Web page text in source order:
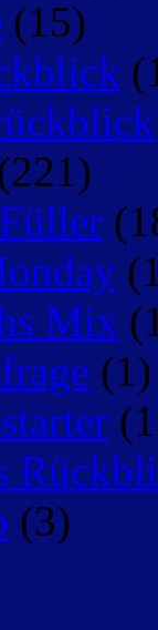
(15)
Mix
(1)
(3)